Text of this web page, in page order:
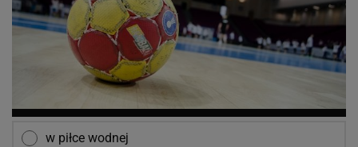
w piłce wodnej